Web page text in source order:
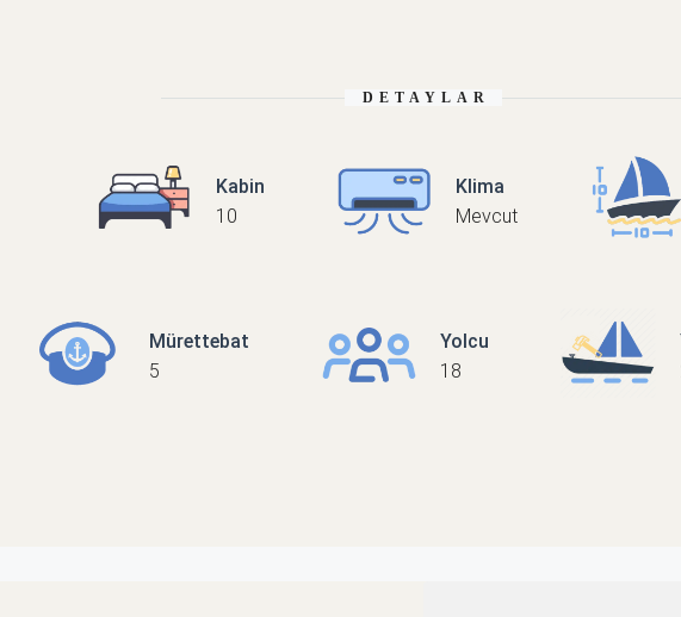
DETAYLAR
Kabin
10
Klima
Mevcut
Mürettebat
5
Yolcu
18